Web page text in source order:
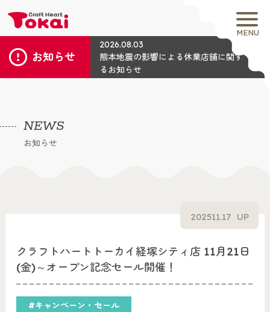
MENU
お知らせ
2026.08.03
熊本地震の影響による休業店舗に関す
るお知らせ
NEWS
お知らせ
クラフトハートトーカイ経塚シティ店 11月21日
(金)～オープン記念セール開催！
#キャンペーン・セール
202511.17 UP